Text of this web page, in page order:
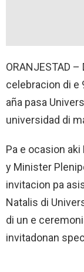
ORANJESTAD
celebracion di e
aña pasa
universidad di
Pa e ocasion
y Minister
invitacion pa
Natalis di
di un e
invitadonan